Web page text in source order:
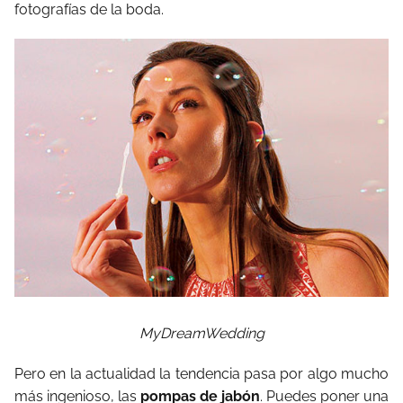
fotografías de la boda.
MyDreamWedding
Pero en la actualidad la tendencia pasa por algo mucho
más ingenioso, las pompas de jabón. Puedes poner una